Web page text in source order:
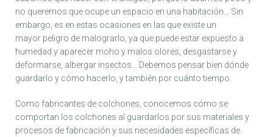
no queremos que ocupe un espacio en una habitación… Sin
embargo, es en estas ocasiones en las que existe un
mayor peligro de malograrlo, ya que puede estar expuesto a
humedad y aparecer moho y malos olores, desgastarse y
deformarse, albergar insectos… Debemos pensar bien dónde
guardarlo y cómo hacerlo, y también por cuánto tiempo.
Como fabricantes de colchones, conocemos cómo se
comportan los colchones al guardarlos por sus materiales y
procesos de fabricación y sus necesidades específicas de